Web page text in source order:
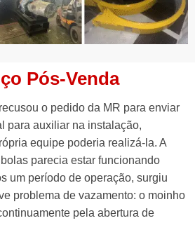
Pós-Venda
o pedido da MR para enviar
para auxiliar na instalação,
equipe poderia realizá-la. A
parecia estar funcionando
um período de operação, surgiu
problema de vazamento: o moinho
pela abertura de